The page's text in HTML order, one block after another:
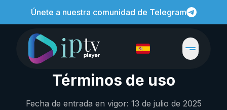
Únete a nuestra comunidad de Telegram
Términos de uso
Fecha de entrada en vigor: 13 de julio de 2025